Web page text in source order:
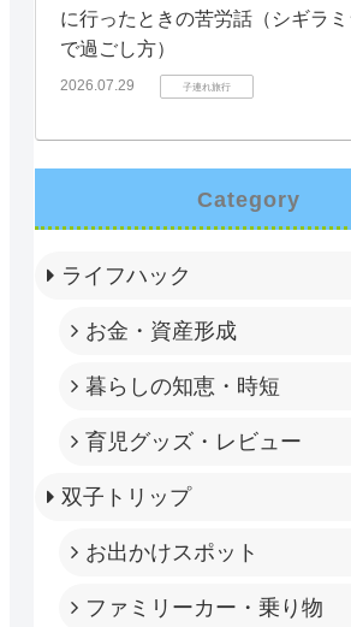
に行ったときの苦労話（シギラミ
で過ごし方）
2026.07.29 子連れ旅行
Category
ライフハック
お金・資産形成
暮らしの知恵・時短
育児グッズ・レビュー
双子トリップ
お出かけスポット
ファミリーカー・乗り物